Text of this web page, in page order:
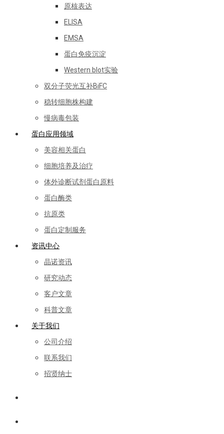
原核表达
ELISA
EMSA
蛋白免疫沉淀
Western blot实验
双分子荧光互补BiFC
稳转细胞株构建
慢病毒包装
蛋白应用领域
美容相关蛋白
细胞培养及治疗
体外诊断试剂蛋白原料
蛋白酶类
抗原类
蛋白定制服务
资讯中心
晶诺资讯
研究动态
客户文章
科普文章
关于我们
公司介绍
联系我们
招贤纳士